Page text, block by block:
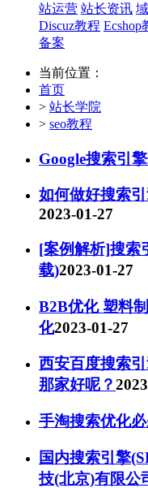
站运营 站长资讯
Discuz教程 Ecshop
备案
当前位置：
首页
> 站长学院
> seo教程
Google搜索引
如何做好搜索
2023-01-27
[案例解析]搜索
载)2023-01-27
B2B优化 塑料
化2023-01-27
西安百度搜索
那家好呢？
手淘搜索优化
国内搜索引擎
技(北京)有限公